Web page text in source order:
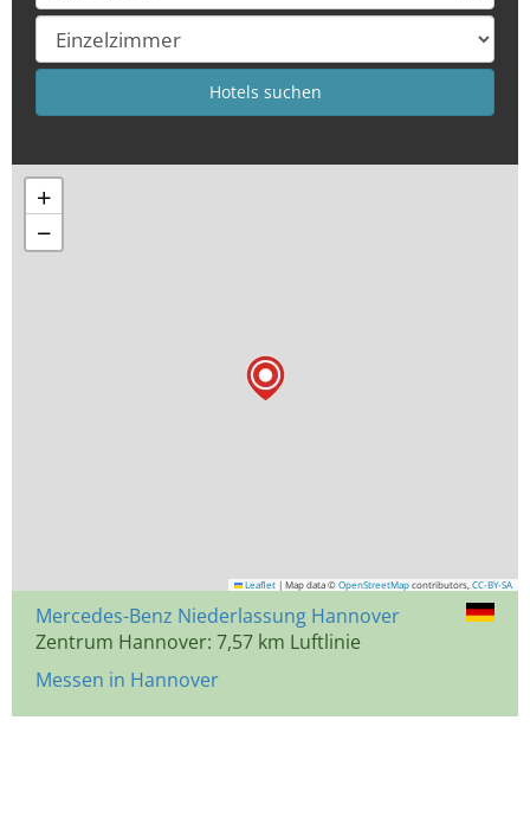
+
−
Leaflet | Map data © OpenStreetMap contributors, CC-BY-SA
Mercedes-Benz Niederlassung Hannover
Zentrum Hannover: 7,57 km Luftlinie
Messen in Hannover